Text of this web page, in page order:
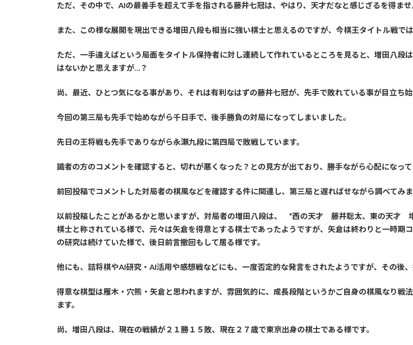
ただ、その中で、AIの最善手を超えて手を指される藤井七冠は、やはり、天才だなと感じざるを得ませ
また、この様な展開を現出できる増田八段も相当に強い棋士と思えるのですが、今棋王タイトル戦で
ただ、一手違えばという局面をタイトル保持者に対し連続して作れているところを見ると、増田八段
はないかと思えますが…？
尚、最近、ひとつ気になる事があり、それは有利なはずの藤井七冠が、先手で敗れている事が目立ち始
今回の第三局も先手で始めながら千日手で、後手勝負の対局になってしまいました。
先日の王将戦も先手でありながら永瀬九段に第四局で敗戦しています。
識者の方のコメントを確認すると、切れが悪くなった？との見方が出ており、勝手ながら心配になって
前回投稿でコメントした対局者の棋風などを確認する件に関連し、第三局と遅ればせながら調べてみま
以前投稿したことがあるかと思いますが、対局者の増田八段は、 ”西の天才 藤井聡太、東の天才
棋士と称されている様で、元々は矢倉を得意とする棋士であったようですが、矢倉は終わりと一時期
の研究は続けていた様で、後日前言撤回もして居る様です。
他にも、詰将棋やAI研究・AI活用や感想戦などにも、一度否定的な発言をされたようですが、その後
得意な棋型は雁木・穴熊・矢倉と思われますが、雰囲気的に、成長段階というかご自身の棋風なり戦
ます。
尚、増田八段は、現在の戦績が２１勝１５敗、現在２７歳で東京出身の棋士である様です。